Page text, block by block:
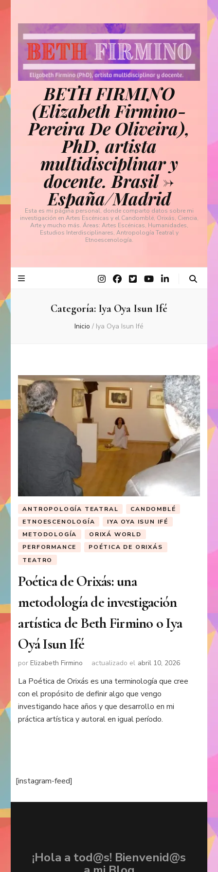
BETH FIRMINO
(Elizabeth Firmino-
Pereira De Oliveira),
PhD, artista
multidisciplinar y
docente. Brasil ->
España/Madrid
Esta es mi página personal, donde comparto datos sobre mi
investigación en Artes Escénicas y el Candomblé, Orixás, Ciencia,
Arte y mucho más. Áreas: Artes Escénicas, Humanidades,
Estudios Interdisciplinares, Antropología Teatral y
Etnoescenología.
Categoría: Iya Oya Isun Ifé
Inicio / Iya Oya Isun Ifé
ANTROPOLOGÍA TEATRAL
CANDOMBLÉ
ETNOESCENOLOGÍA
IYA OYA ISUN IFÉ
METODOLOGÍA
ORIXÁ WORLD
PERFORMANCE
POÉTICA DE ORIXÁS
TEATRO
Poética de Orixás: una
metodología de investigación
artística de Beth Firmino o Iya
Oyá Isun Ifé
porElizabeth Firmino actualizado el abril 10, 2026
La Poética de Orixás es una terminología que cree
con el propósito de definir algo que vengo
investigando hace años y que desarrollo en mi
práctica artística y autoral en igual período.
[instagram-feed]
¡Hola a tod@s! Bienvenid@s